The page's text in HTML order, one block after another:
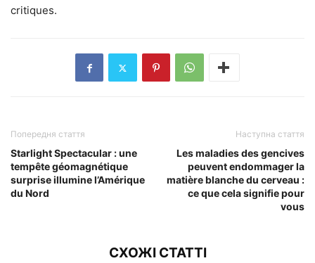
critiques.
Попередня стаття
Starlight Spectacular : une
tempête géomagnétique
surprise illumine l’Amérique
du Nord
Наступна стаття
Les maladies des gencives
peuvent endommager la
matière blanche du cerveau :
ce que cela signifie pour
vous
СХОЖІ СТАТТІ